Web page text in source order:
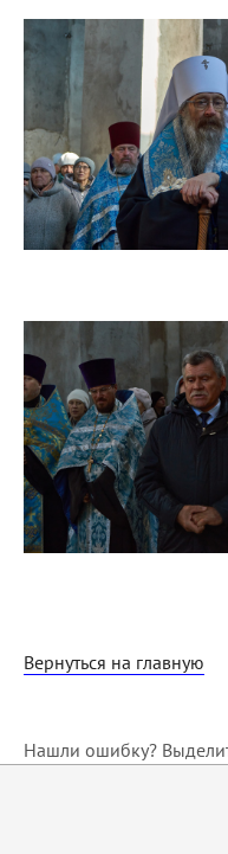
Вернуться на главную
Нашли ошибку?